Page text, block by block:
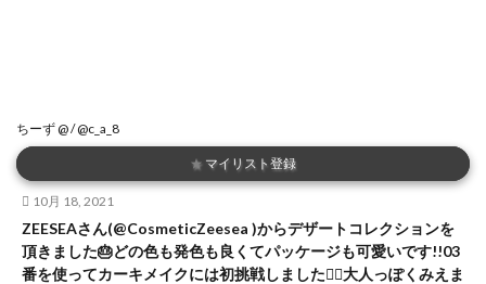
ちーず @ / @c_a_8
★ マイリスト登録
10月 18, 2021
ZEESEAさん(@CosmeticZeesea )からデザートコレクションを
頂きました🎂どの色も発色も良くてパッケージも可愛いです!!03
番を使ってカーキメイクには初挑戦しました✌🏻大人っぽくみえま